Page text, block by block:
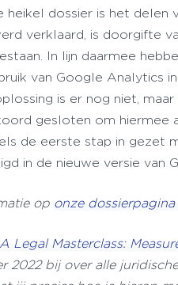
heikel dossier is het delen
verklaard, is doorgifte
In lijn daarmee
van Google Analytics
is er nog niet,
gesloten om hiermee
de eerste stap in gezet
in de nieuwe versie
op onze
Legal Masterclass:
2022 bij over alle